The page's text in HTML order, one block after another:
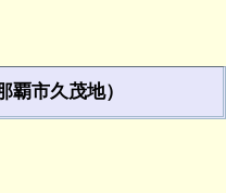
市久茂地）